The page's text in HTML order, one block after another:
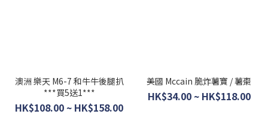
澳洲 樂天 M6-7 和牛牛後腿扒
***買5送1***
HK$108.00 ~ HK$158.00
美國 Mccain 脆炸薯寶 / 薯棗
HK$34.00 ~ HK$118.00